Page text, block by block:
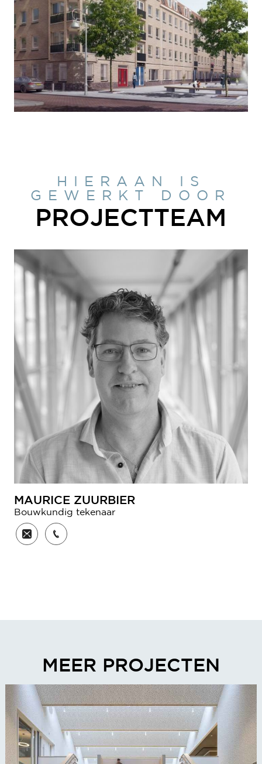
HIERAAN IS
GEWERKT DOOR
PROJECTTEAM
MAURICE ZUURBIER
Bouwkundig tekenaar
MEER PROJECTEN